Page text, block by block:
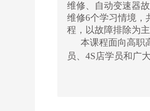
维修、自动变速器
维修6个学习情境 ，
程 ， 以故障排除为
本课程面向高职
员、4S店学员和广